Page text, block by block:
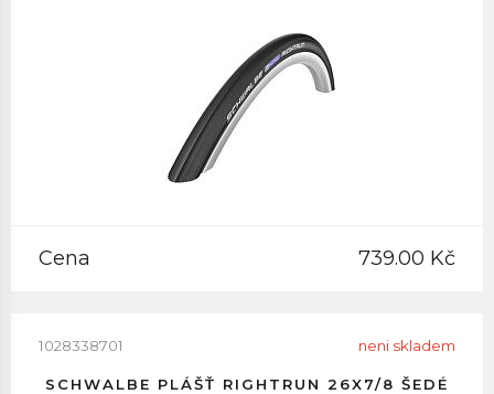
Cena 739.00 Kč
1028338701 neni skladem
SCHWALBE PLÁŠŤ RIGHTRUN 26X7/8 ŠEDÉ